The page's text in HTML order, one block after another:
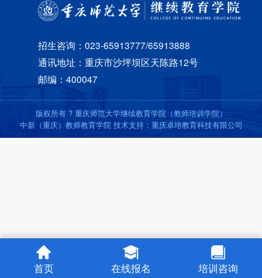
首页 在线报名 培训咨询
招生咨询：023-65913777/65913888
通讯地址：重庆市沙坪坝区天陈路12号
邮编：400047
版权所有 ? 重庆师范大学继续教育学院（教师培训学院）
中新（重庆）教师教育学院 技术支持：重庆卓培教育科技有限公司